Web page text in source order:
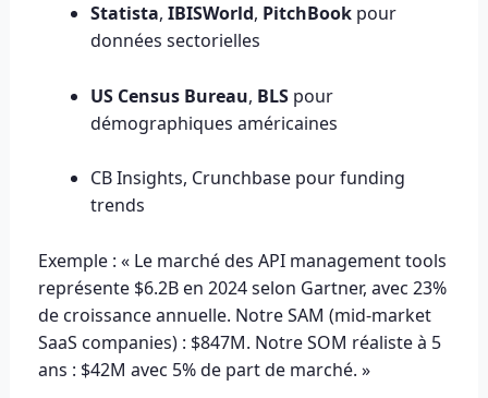
Statista, IBISWorld, PitchBook pour
données sectorielles
US Census Bureau, BLS pour
démographiques américaines
CB Insights, Crunchbase pour funding
trends
Exemple : « Le marché des API management tools
représente $6.2B en 2024 selon Gartner, avec 23%
de croissance annuelle. Notre SAM (mid-market
SaaS companies) : $847M. Notre SOM réaliste à 5
ans : $42M avec 5% de part de marché. »